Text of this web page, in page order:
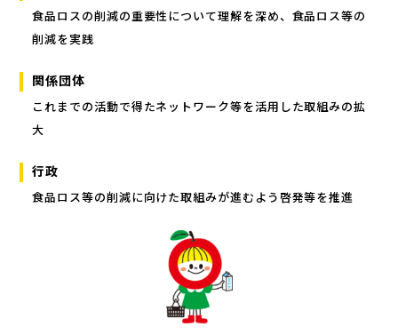
食品ロスの削減の重要性について理解を深め、食品ロス等の
削減を実践
関係団体
これまでの活動で得たネットワーク等を活用した取組みの拡
大
行政
食品ロス等の削減に向けた取組みが進むよう啓発等を推進